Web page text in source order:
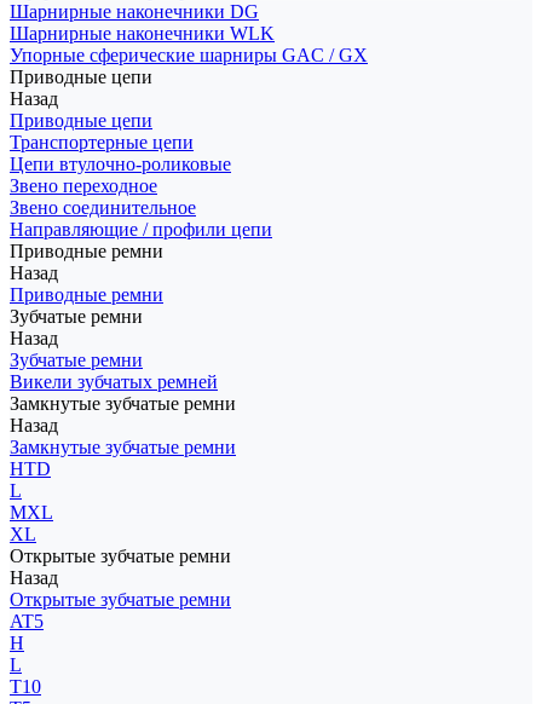
Шарнирные наконечники DG
Шарнирные наконечники WLK
Упорные сферические шарниры GAC / GX
Приводные цепи
Назад
Приводные цепи
Транспортерные цепи
Цепи втулочно-роликовые
Звено переходное
Звено соединительное
Направляющие / профили цепи
Приводные ремни
Назад
Приводные ремни
Зубчатые ремни
Назад
Зубчатые ремни
Викели зубчатых ремней
Замкнутые зубчатые ремни
Назад
Замкнутые зубчатые ремни
HTD
L
MXL
XL
Открытые зубчатые ремни
Назад
Открытые зубчатые ремни
AT5
H
L
T10